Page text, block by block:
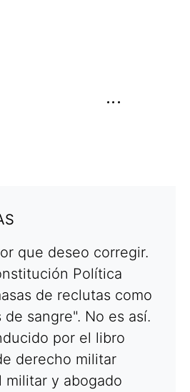
que deseo corregir.
Política
de reclutas como
sangre". No es así.
por el libro
derecho militar
militar y abogado